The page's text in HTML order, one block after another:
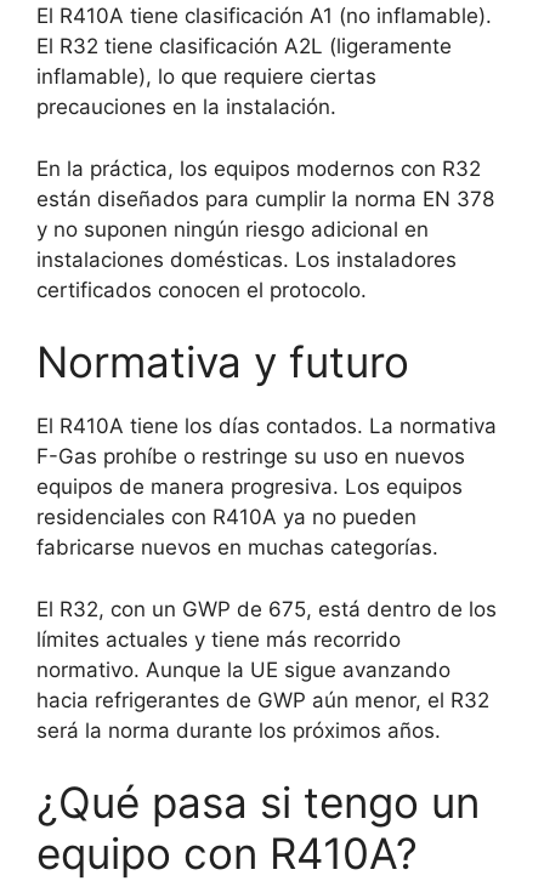
El R410A tiene clasificación A1 (no inflamable).
El R32 tiene clasificación A2L (ligeramente
inflamable), lo que requiere ciertas
precauciones en la instalación.
En la práctica, los equipos modernos con R32
están diseñados para cumplir la norma EN 378
y no suponen ningún riesgo adicional en
instalaciones domésticas. Los instaladores
certificados conocen el protocolo.
Normativa y futuro
El R410A tiene los días contados. La normativa
F-Gas prohíbe o restringe su uso en nuevos
equipos de manera progresiva. Los equipos
residenciales con R410A ya no pueden
fabricarse nuevos en muchas categorías.
El R32, con un GWP de 675, está dentro de los
límites actuales y tiene más recorrido
normativo. Aunque la UE sigue avanzando
hacia refrigerantes de GWP aún menor, el R32
será la norma durante los próximos años.
¿Qué pasa si tengo un
equipo con R410A?